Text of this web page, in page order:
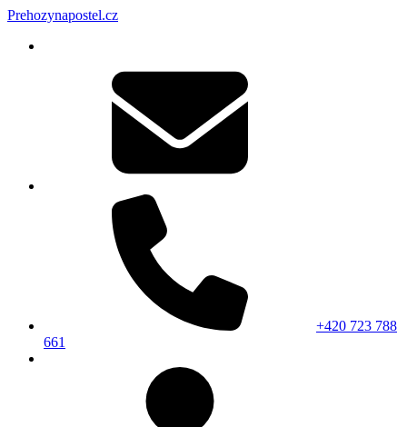
Prehozynapostel.cz
+420 723 788
661